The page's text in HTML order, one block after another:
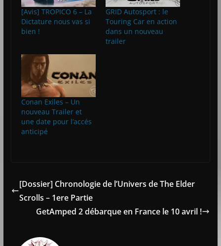
[Avis] TROPICO 6 – La
Dictature nous vas si
bien !
GRID Autosport : le
Touring Car en action
dans un nouveau
trailer
Conan Exiles – Un
nouveau Trailer et
une date pour l’accés
anticipé
[Dossier] Chronologie de l’Univers de The Elder
Scrolls – 1ere Partie
GetAmped 2 débarque en France le 10 avril !